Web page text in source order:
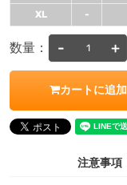
XL -
数量： - +
カートに追加
注意事項